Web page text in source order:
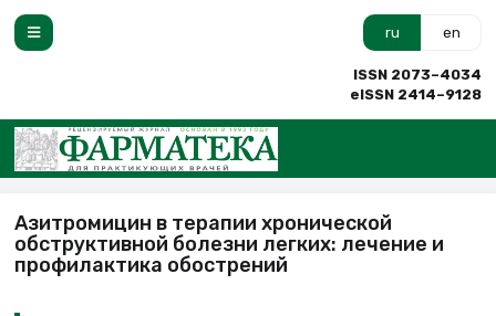
ru en
ISSN 2073–4034
eISSN 2414–9128
Азитромицин в терапии хронической
обструктивной болезни легких: лечение и
профилактика обострений